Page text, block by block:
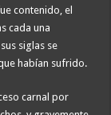
contenido, el
cada una
siglas se
habían sufrido.
carnal por